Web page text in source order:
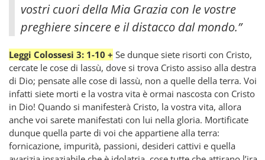
vostri cuori della Mia Grazia con le vostre
preghiere sincere e il distacco dal mondo.”
Leggi Colossesi 3: 1-10 + Se dunque siete risorti con Cristo,
cercate le cose di lassù, dove si trova Cristo assiso alla destra
di Dio; pensate alle cose di lassù, non a quelle della terra. Voi
infatti siete morti e la vostra vita è ormai nascosta con Cristo
in Dio! Quando si manifesterà Cristo, la vostra vita, allora
anche voi sarete manifestati con lui nella gloria. Mortificate
dunque quella parte di voi che appartiene alla terra:
fornicazione, impurità, passioni, desideri cattivi e quella